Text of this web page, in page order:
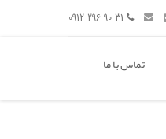
تماس با ما